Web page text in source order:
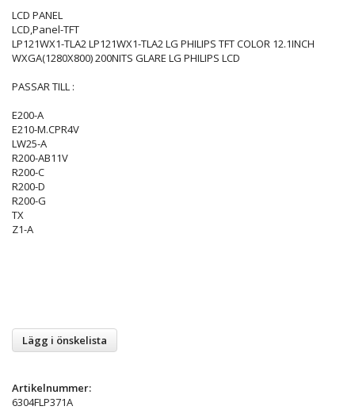
LCD PANEL
LCD,Panel-TFT
LP121WX1-TLA2 LP121WX1-TLA2 LG PHILIPS TFT COLOR 12.1INCH
WXGA(1280X800) 200NITS GLARE LG PHILIPS LCD
PASSAR TILL :
E200-A
E210-M.CPR4V
LW25-A
R200-AB11V
R200-C
R200-D
R200-G
TX
Z1-A
Lägg i önskelista
Artikelnummer:
6304FLP371A